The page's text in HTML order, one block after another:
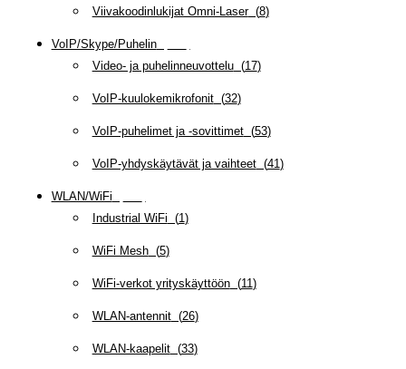
Viivakoodinlukijat Omni-Laser(8)
VoIP/Skype/Puhelin(
Video- ja puhelinneuvottelu(17)
VoIP-kuulokemikrofonit(32)
VoIP-puhelimet ja -sovittimet(53)
VoIP-yhdyskäytävät ja vaihteet(41)
WLAN/WiFi
Industrial WiFi (1)
WiFi Mesh(5)
WiFi-verkot yrityskäyttöön(11)
WLAN-antennit(26)
WLAN-kaapelit(33)